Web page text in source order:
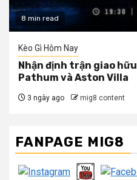
8 min read
Kèo Gì Hôm Nay
Nhận định trận giao
Pathum và Aston Villa
3 ngày ago mig8 content
FANPAGE MIG8